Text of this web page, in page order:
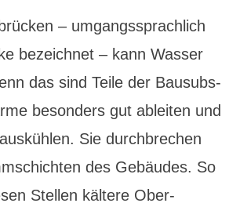
– umgangs­sprach­lich
bezeichnet – kann Wasser
das sind Teile der Bausubs­
beson­ders gut ableiten und
Sie durch­brechen
des Gebäudes. So
Stellen kältere Ober­